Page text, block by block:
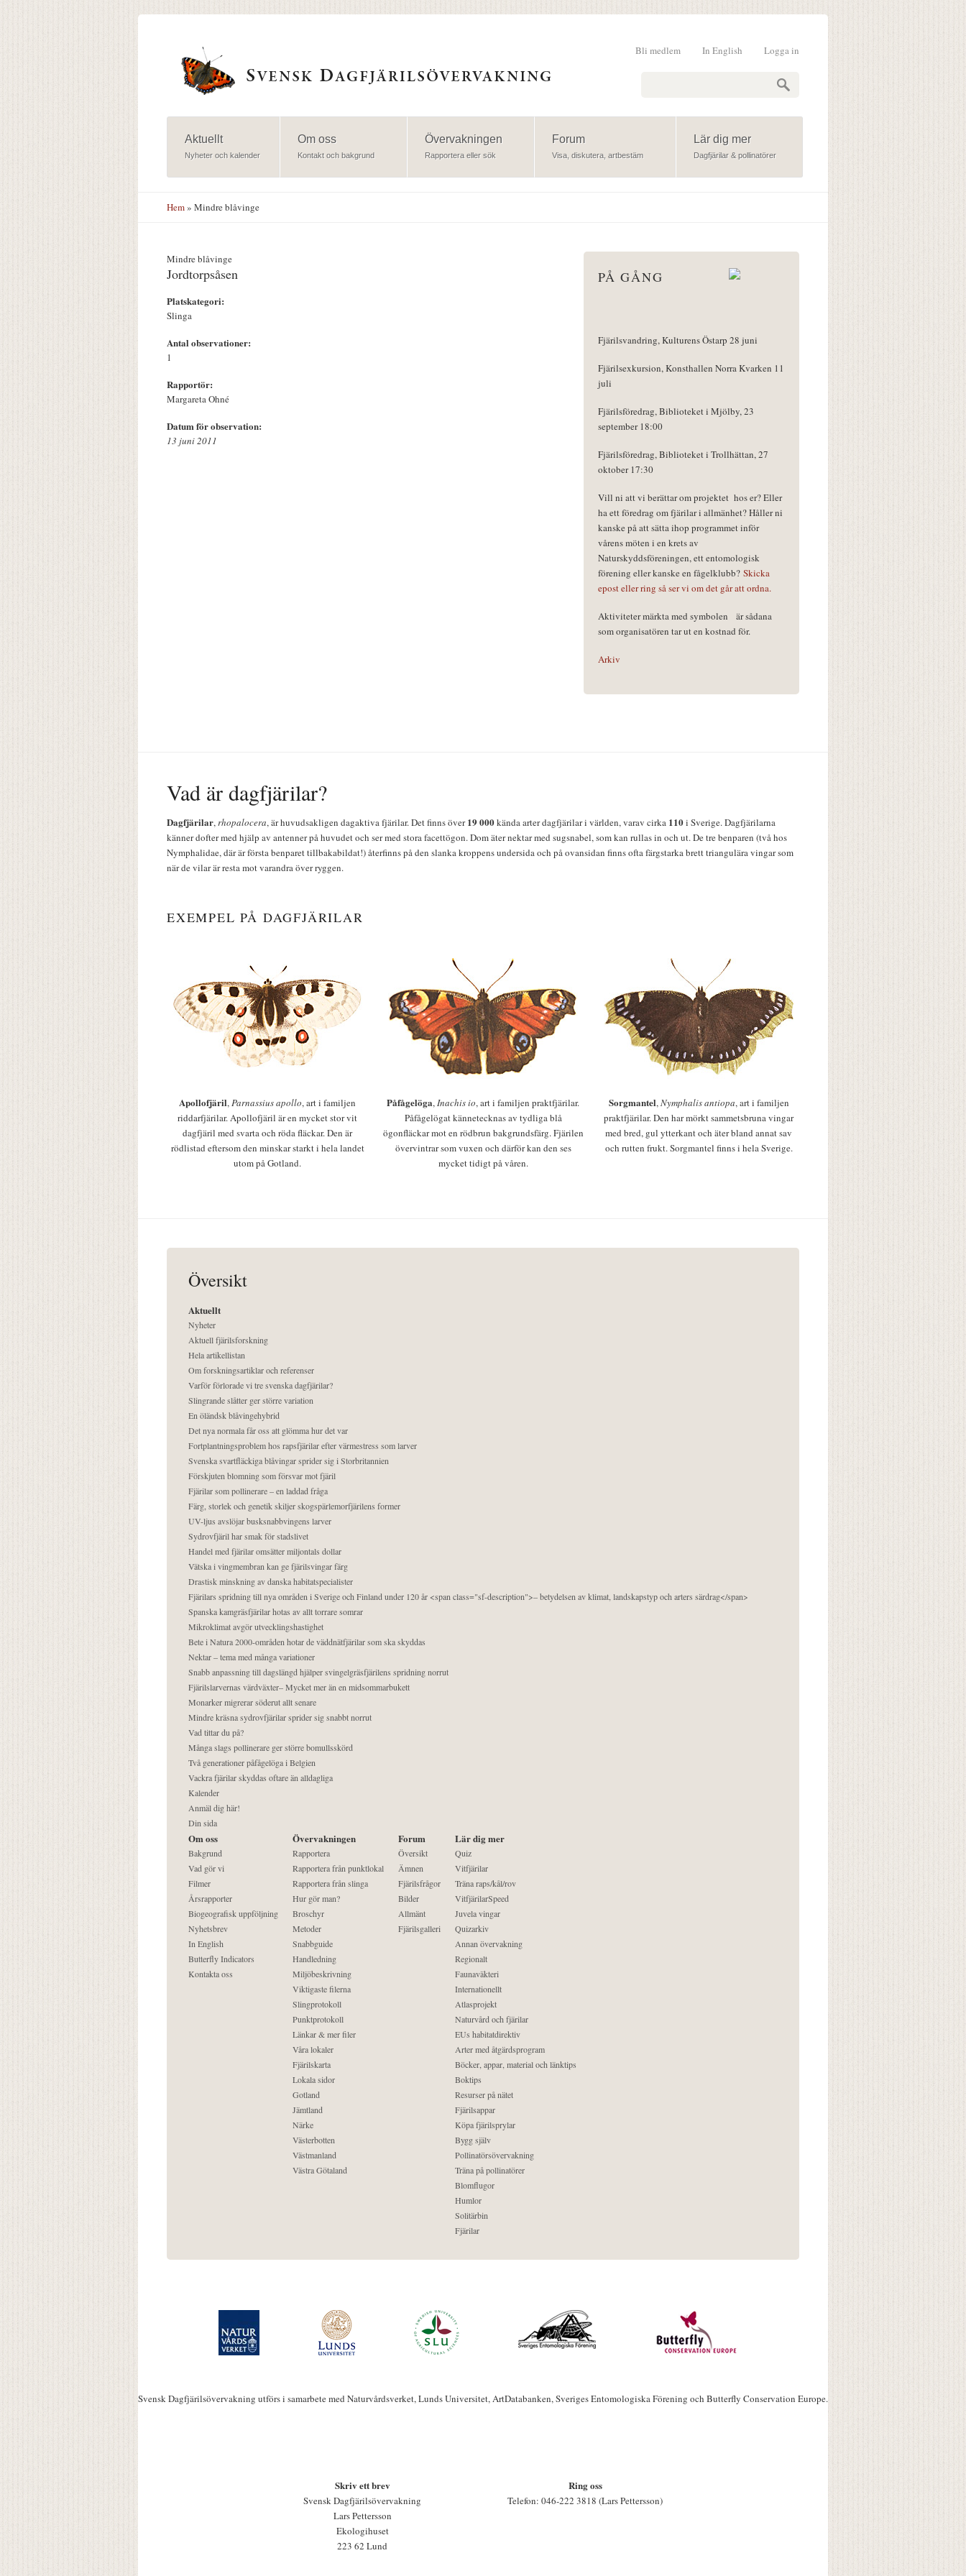
Logga in
In English
Bli medlem
Aktuellt
Nyheter och kalender
Om oss
Kontakt och bakgrund
Övervakningen
Rapportera eller sök
Forum
Visa, diskutera, artbestäm
Lär dig mer
Dagfjärilar & pollinatörer
Hem» Mindre blåvinge
Mindre blåvinge
Jordtorpsåsen
Platskategori:
Slinga
Antal observationer:
1
Rapportör:
Margareta Ohné
Datum för observation:
13 juni 2011
PÅ GÅNG
Fjärilsvandring, Kulturens Östarp 28 juni
Fjärilsexkursion, Konsthallen Norra Kvarken 11
juli
Fjärilsföredrag, Biblioteket i Mjölby, 23
september 18:00
Fjärilsföredrag, Biblioteket i Trollhättan, 27
oktober 17:30
Vill ni att vi berättar om projektet hos er? Eller
ha ett föredrag om fjärilar i allmänhet? Håller ni
kanske på att sätta ihop programmet inför
vårens möten i en krets av
Naturskyddsföreningen, ett entomologisk
förening eller kanske en fågelklubb? Skicka
epost eller ring så ser vi om det går att ordna.
Aktiviteter märkta med symbolen
är sådana
som organisatören tar ut en kostnad för.
Arkiv
Vad är dagfjärilar?
Dagfjärilar,rhopalocera, är huvudsakligen dagaktiva fjärilar. Det finns över19 000kända arter dagfjärilar i världen, varav cirka 110i Sverige. Dagfjärilarna
känner dofter med hjälp av antenner på huvudet och ser med stora facettögon. Dom äter nektar med sugsnabel, som kan rullas in och ut. De tre benparen (två hos
Nymphalidae, där är första benparet tillbakabildat!) återfinns på den slanka kroppens undersida och på ovansidan finns ofta färgstarka brett triangulära vingar som
när de vilar är resta mot varandra över ryggen.
EXEMPEL PÅ DAGFJÄRILAR
Apollofjäril,Parnassius apollo, art i familjen
riddarfjärilar. Apollofjäril är en mycket stor vit
dagfjäril med svarta och röda fläckar. Den är
rödlistad eftersom den minskar starkt i hela landet
utom på Gotland.
Påfågelöga,Inachis io, art i familjen praktfjärilar.
Påfågelögat kännetecknas av tydliga blå
ögonfläckar mot en rödbrun bakgrundsfärg. Fjärilen
övervintrar som vuxen och därför kan den ses
mycket tidigt på våren.
Sorgmantel,Nymphalis antiopa, art i familjen
praktfjärilar. Den har mörkt sammetsbruna vingar
med bred, gul ytterkant och äter bland annat sav
och rutten frukt. Sorgmantel finns i hela Sverige.
Översikt
Aktuellt
Nyheter
Aktuell fjärilsforskning
Hela artikellistan
Om forskningsartiklar och referenser
Varför förlorade vi tre svenska dagfjärilar?
Slingrande slåtter ger större variation
En öländsk blåvingehybrid
Det nya normala får oss att glömma hur det var
Fortplantningsproblem hos rapsfjärilar efter värmestress som larver
Svenska svartfläckiga blåvingar sprider sig i Storbritannien
Förskjuten blomning som försvar mot fjäril
Fjärilar som pollinerare – en laddad fråga
Färg, storlek och genetik skiljer skogspärlemorfjärilens former
UV-ljus avslöjar busksnabbvingens larver
Sydrovfjäril har smak för stadslivet
Handel med fjärilar omsätter miljontals dollar
Vätska i vingmembran kan ge fjärilsvingar färg
Drastisk minskning av danska habitatspecialister
Fjärilars spridning till nya områden i Sverige och Finland under 120 år <span class="sf-description">– betydelsen av klimat, landskapstyp och arters särdrag</span>
Spanska kamgräsfjärilar hotas av allt torrare somrar
Mikroklimat avgör utvecklingshastighet
Bete i Natura 2000-områden hotar de väddnätfjärilar som ska skyddas
Nektar – tema med många variationer
Snabb anpassning till dagslängd hjälper svingelgräsfjärilens spridning norrut
Fjärilslarvernas värdväxter– Mycket mer än en midsommarbukett
Monarker migrerar söderut allt senare
Mindre kräsna sydrovfjärilar sprider sig snabbt norrut
Vad tittar du på?
Många slags pollinerare ger större bomullsskörd
Två generationer påfågelöga i Belgien
Vackra fjärilar skyddas oftare än alldagliga
Kalender
Anmäl dig här!
Din sida
Om oss
Bakgrund
Vad gör vi
Filmer
Årsrapporter
Biogeografisk uppföljning
Nyhetsbrev
In English
Butterfly Indicators
Kontakta oss
Övervakningen
Rapportera
Rapportera från punktlokal
Rapportera från slinga
Hur gör man?
Broschyr
Metoder
Snabbguide
Handledning
Miljöbeskrivning
Viktigaste filerna
Slingprotokoll
Punktprotokoll
Länkar & mer filer
Våra lokaler
Fjärilskarta
Lokala sidor
Gotland
Jämtland
Närke
Västerbotten
Västmanland
Västra Götaland
Forum
Översikt
Ämnen
Fjärilsfrågor
Bilder
Allmänt
Fjärilsgalleri
Lär dig mer
Quiz
Vitfjärilar
Träna raps/kål/rov
VitfjärilarSpeed
Juvela vingar
Quizarkiv
Annan övervakning
Regionalt
Faunaväkteri
Internationellt
Atlasprojekt
Naturvård och fjärilar
EUs habitatdirektiv
Arter med åtgärdsprogram
Böcker, appar, material och länktips
Boktips
Resurser på nätet
Fjärilsappar
Köpa fjärilsprylar
Bygg själv
Pollinatörsövervakning
Träna på pollinatörer
Blomflugor
Humlor
Solitärbin
Fjärilar
Svensk Dagfjärilsövervakning utförs i samarbete med Naturvårdsverket, Lunds Universitet, ArtDatabanken, Sveriges Entomologiska Förening och Butterfly Conservation Europe.
Skriv ett brev
Svensk Dagfjärilsövervakning
Lars Pettersson
Ekologihuset
223 62 Lund
Ring oss
Telefon: 046-222 3818 (Lars Pettersson)